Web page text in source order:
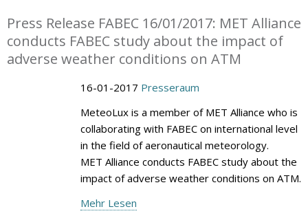
Press Release FABEC 16/01/2017: MET Alliance
conducts FABEC study about the impact of
adverse weather conditions on ATM
16-01-2017 Presseraum
MeteoLux is a member of MET Alliance who is
collaborating with FABEC on international level
in the field of aeronautical meteorology.
MET Alliance conducts FABEC study about the
impact of adverse weather conditions on ATM.
Mehr Lesen